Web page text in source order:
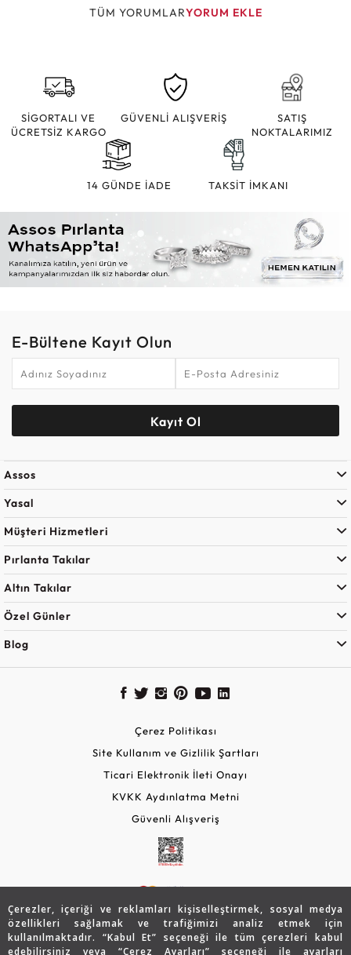
Çerezler, içeriği ve reklamları kişiselleştirmek, sosyal medya
özellikleri sağlamak ve trafiğimizi analiz etmek için
kullanılmaktadır. “Kabul Et” seçeneği ile tüm çerezleri kabul
edebilirsiniz veya “Çerez Ayarları” seçeneği ile ayarları
TÜM YORUMLARYORUM EKLE
SİGORTALI VE
ÜCRETSİZ KARGO
GÜVENLİ ALIŞVERİŞ
SATIŞ
NOKTALARIMIZ
14 GÜNDE İADE TAKSİT İMKANI
E-Bültene Kayıt Olun
Kayıt Ol
Assos
Yasal
Müşteri Hizmetleri
Pırlanta Takılar
Altın Takılar
Özel Günler
Blog
Çerez Politikası
Site Kullanım ve Gizlilik Şartları
Ticari Elektronik İleti Onayı
KVKK Aydınlatma Metni
Güvenli Alışveriş